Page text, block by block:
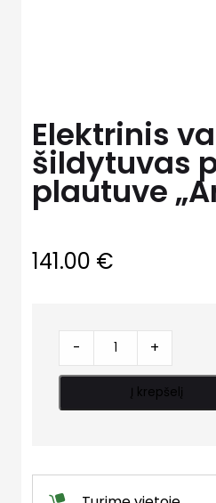
Elektrinis
šildytuvas
plautuve
141.00 €
Elektrinis
vandens
po
10l
quantity
- +
Į krepšelį